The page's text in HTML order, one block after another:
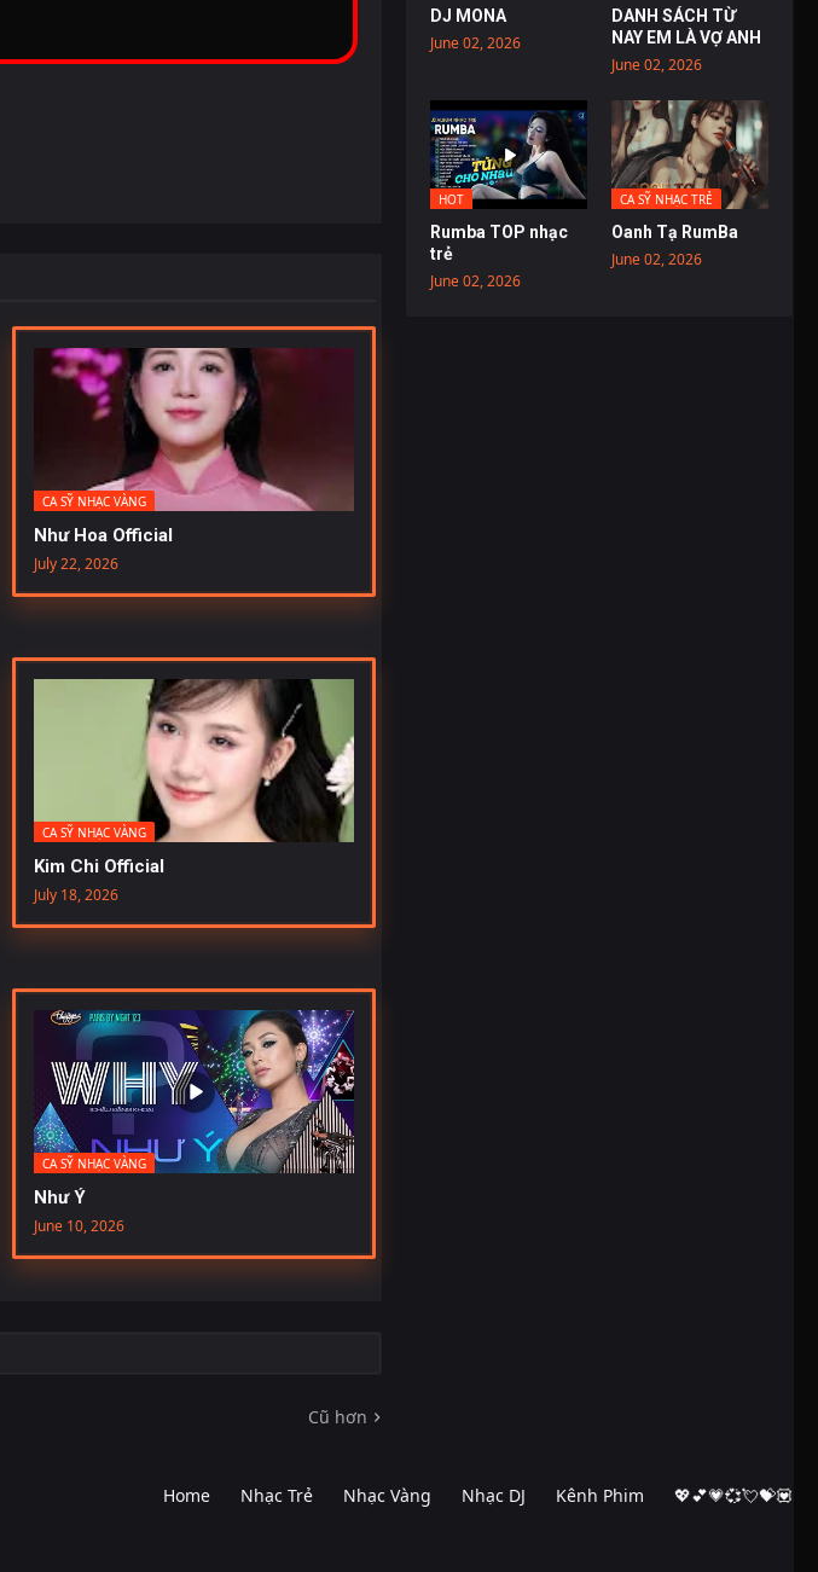
CA SỸ NHẠC VÀNG
Như Hoa Official
July 22, 2026
CA SỸ NHẠC VÀNG
Kim Chi Official
July 18, 2026
CA SỸ NHẠC VÀNG
Như Ý
June 10, 2026
Cũ hơn
DJ MONA
June 02, 2026
DANH SÁCH TỪ
NAY EM LÀ VỢ ANH
June 02, 2026
HOT
Rumba TOP nhạc
trẻ
June 02, 2026
CA SỸ NHẠC TRẺ
Oanh Tạ RumBa
June 02, 2026
Home Nhạc Trẻ Nhạc Vàng Nhạc DJ Kênh Phim 💖💕💗💞💘💝💟